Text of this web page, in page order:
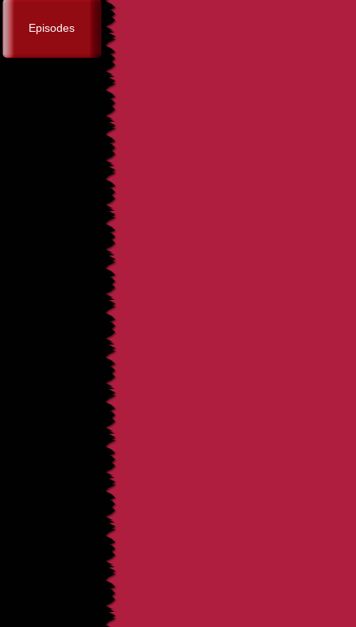
Episodes